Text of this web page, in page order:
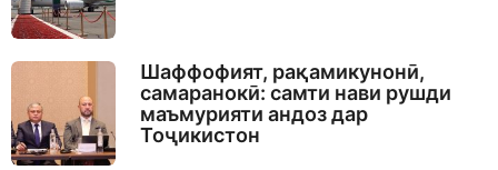
Шаффофият, рақамикунонӣ,
самаранокӣ: самти нави рушди
маъмурияти андоз дар
Тоҷикистон